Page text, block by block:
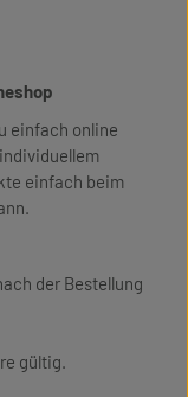
einfach online
einfach beim
der Bestellung
gültig.